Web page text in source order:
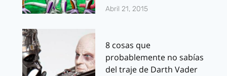
Abril 21, 2015
8 cosas que
probablemente no sabías
del traje de Darth Vader